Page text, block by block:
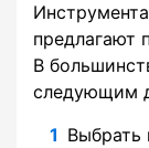
предлагают
В
следующим
Выбрать